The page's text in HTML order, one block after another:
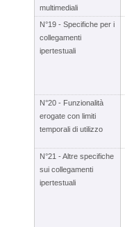
multimediali
N°19 - Specifiche per i
collegamenti
ipertestuali
N°20 - Funzionalità
erogate con limiti
temporali di utilizzo
N°21 - Altre specifiche
sui collegamenti
ipertestuali